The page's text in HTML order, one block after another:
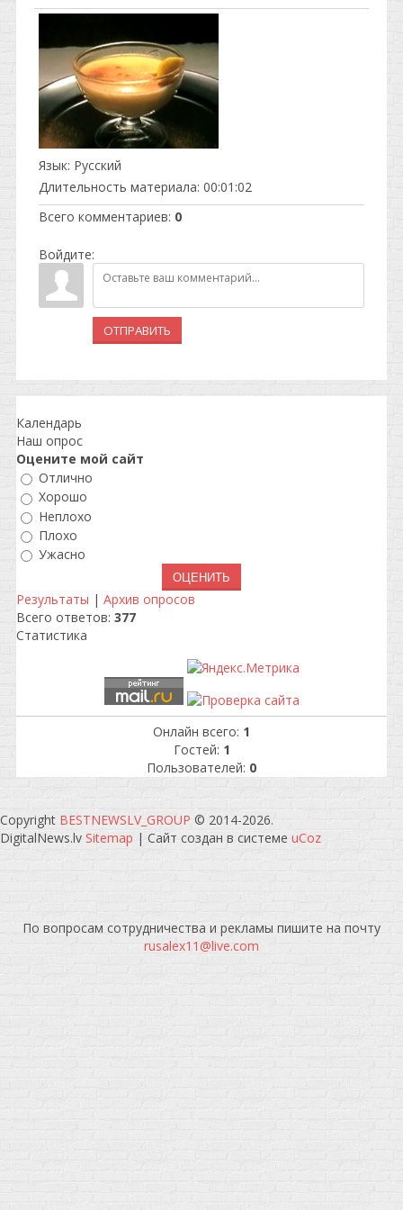
Язык: Русский
Длительность материала: 00:01:02
Всего комментариев: 0
Войдите:
ОТПРАВИТЬ
Календарь
Наш опрос
Оцените мой сайт
Отлично
Хорошо
Неплохо
Плохо
Ужасно
Результаты | Архив опросов
Всего ответов: 377
Статистика
Онлайн всего: 1
Гостей: 1
Пользователей: 0
Copyright BESTNEWSLV_GROUP © 2014-2026.
DigitalNews.lv Sitemap | Сайт создан в системе uCoz
По вопросам сотрудничества и рекламы пишите на почту
rusalex11@live.com